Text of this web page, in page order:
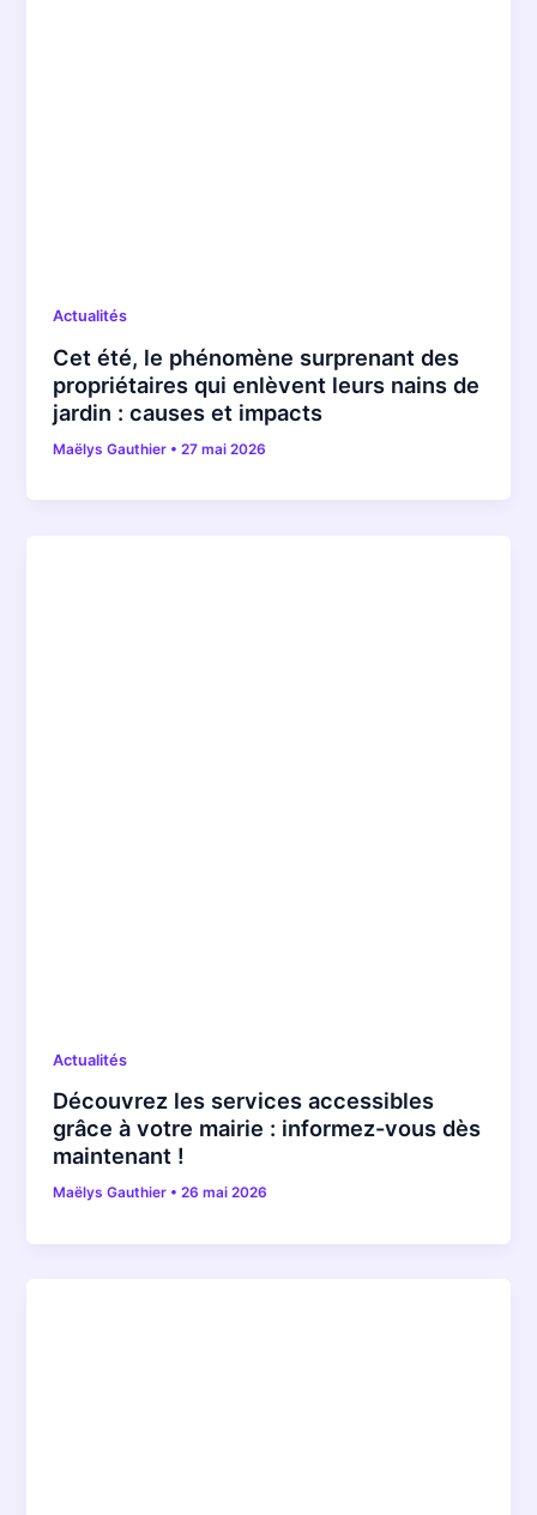
Actualités
Cet été, le phénomène surprenant des
propriétaires qui enlèvent leurs nains de
jardin : causes et impacts
Maëlys Gauthier •27 mai 2026
Actualités
Découvrez les services accessibles
grâce à votre mairie : informez-vous dès
maintenant !
Maëlys Gauthier •26 mai 2026